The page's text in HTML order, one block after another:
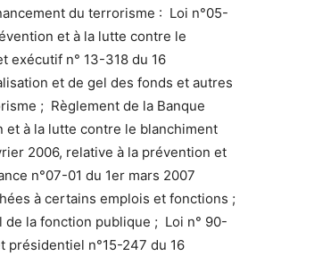
du terrorisme : Loi n°05-
et à la lutte contre le
exécutif n° 13-318 du 16
et de gel des fonds et autres
; Règlement de la Banque
et à la lutte contre le blanchiment
2006, relative à la prévention et
n°07-01 du 1er mars 2007
à certains emplois et fonctions ;
la fonction publique ; Loi n° 90-
présidentiel n°15-247 du 16